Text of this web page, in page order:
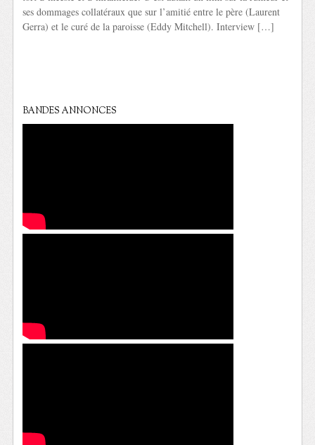
ses dommages collatéraux que sur l’amitié entre le père (Laurent
Gerra) et le curé de la paroisse (Eddy Mitchell). Interview […]
BANDES ANNONCES